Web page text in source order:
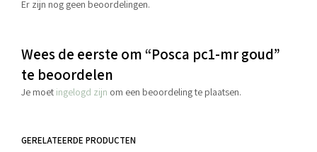
Er zijn nog geen beoordelingen.
Wees de eerste om “Posca pc1-mr goud”
te beoordelen
Je moet ingelogd zijn om een beoordeling te plaatsen.
GERELATEERDE PRODUCTEN